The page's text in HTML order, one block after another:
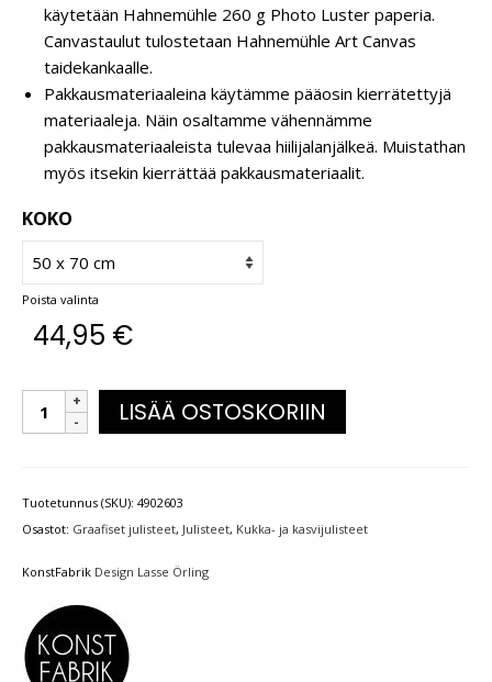
käytetään Hahnemühle 260 g Photo Luster paperia.
Canvastaulut tulostetaan Hahnemühle Art Canvas
taidekankaalle.
Pakkausmateriaaleina käytämme pääosin kierrätettyjä
materiaaleja. Näin osaltamme vähennämme
pakkausmateriaaleista tulevaa hiilijalanjälkeä. Muistathan
myös itsekin kierrättää pakkausmateriaalit.
KOKO
Poista valinta
44,95 €
LISÄÄ OSTOSKORIIN
Tuotetunnus (SKU): 4902603
Osastot: Graafiset julisteet, Julisteet, Kukka- ja kasvijulisteet
KonstFabrik Design Lasse Örling